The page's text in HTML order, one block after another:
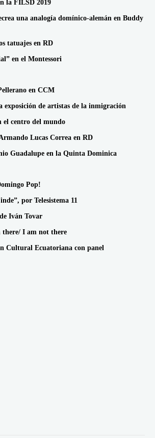
la FILSD 2019
una analogía domínico-alemán en Buddy
tatuajes en RD
en el Montessori
en CCM
exposición de artistas de la inmigración
el centro del mundo
Lucas Correa en RD
Guadalupe en la Quinta Dominica
Pop!
por Telesistema 11
Iván Tovar
I am not there
Cultural Ecuatoriana con panel